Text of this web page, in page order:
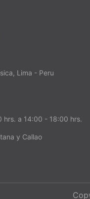
Lima - Peru
hrs. a 14:00 - 18:00 hrs.
y Callao